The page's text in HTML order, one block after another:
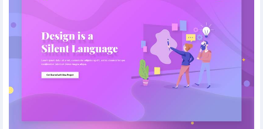
用户中心 用户登录
UI素材
元素